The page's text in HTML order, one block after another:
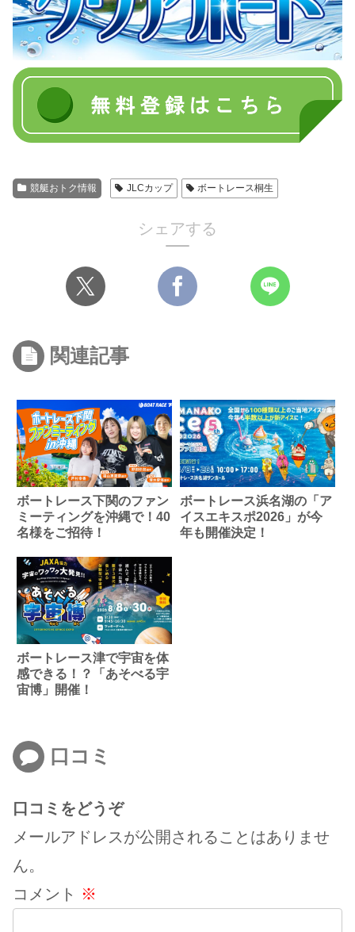
競艇おトク情報 JLCカップ ボートレース桐生
シェアする
関連記事
ボートレース下関のファン
ミーティングを沖縄で！40
名様をご招待！
ボートレース浜名湖の「ア
イスエキスポ2026」が今
年も開催決定！
ボートレース津で宇宙を体
感できる！？「あそべる宇
宙博」開催！
口コミ
口コミをどうぞ
メールアドレスが公開されることはありませ
ん。
コメント ※